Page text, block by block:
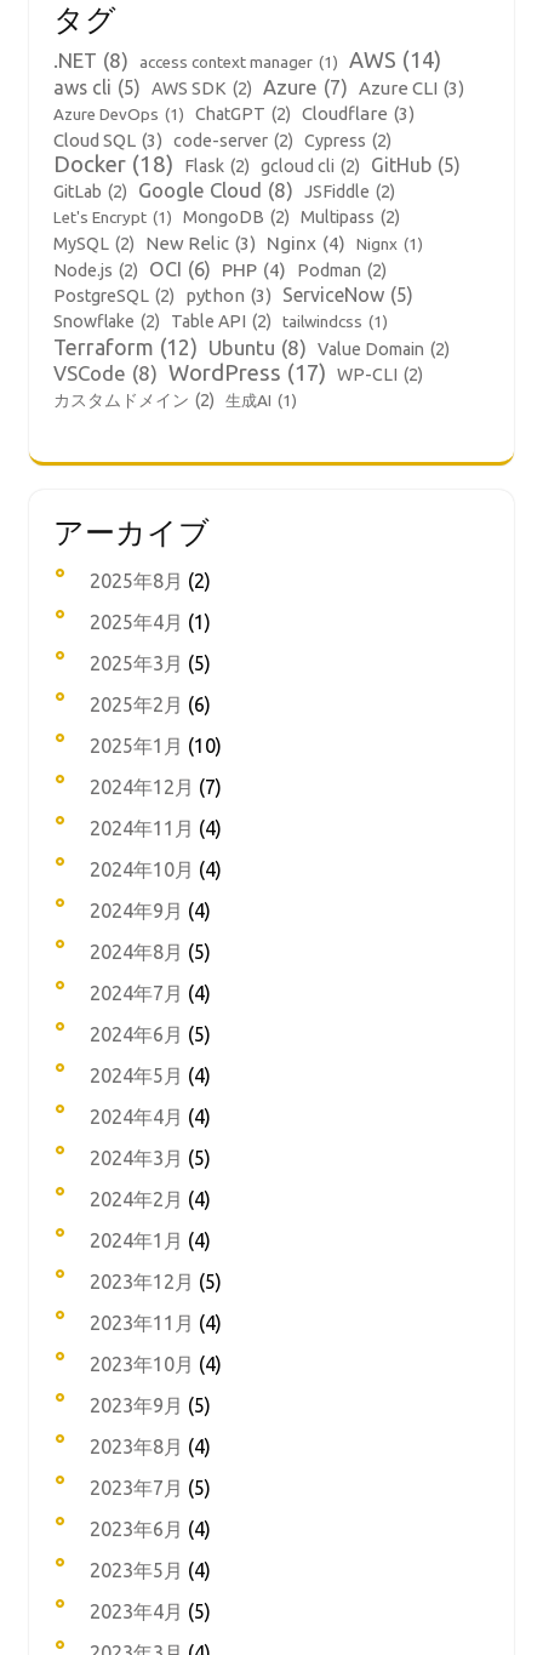
タグ
.NET (8) access context manager (1) AWS (14)
aws cli (5) AWS SDK (2) Azure (7) Azure CLI (3)
Azure DevOps (1) ChatGPT (2) Cloudflare (3)
Cloud SQL (3) code-server (2) Cypress (2)
Docker (18) Flask (2) gcloud cli (2) GitHub (5)
GitLab (2) Google Cloud (8) JSFiddle (2)
Let's Encrypt (1) MongoDB (2) Multipass (2)
MySQL (2) New Relic (3) Nginx (4) Nignx (1)
Node.js (2) OCI (6) PHP (4) Podman (2)
PostgreSQL (2) python (3) ServiceNow (5)
Snowflake (2) Table API (2) tailwindcss (1)
Terraform (12) Ubuntu (8) Value Domain (2)
VSCode (8) WordPress (17) WP-CLI (2)
カスタムドメイン (2) 生成AI (1)
アーカイブ
2025年8月 (2)
2025年4月 (1)
2025年3月 (5)
2025年2月 (6)
2025年1月 (10)
2024年12月 (7)
2024年11月 (4)
2024年10月 (4)
2024年9月 (4)
2024年8月 (5)
2024年7月 (4)
2024年6月 (5)
2024年5月 (4)
2024年4月 (4)
2024年3月 (5)
2024年2月 (4)
2024年1月 (4)
2023年12月 (5)
2023年11月 (4)
2023年10月 (4)
2023年9月 (5)
2023年8月 (4)
2023年7月 (5)
2023年6月 (4)
2023年5月 (4)
2023年4月 (5)